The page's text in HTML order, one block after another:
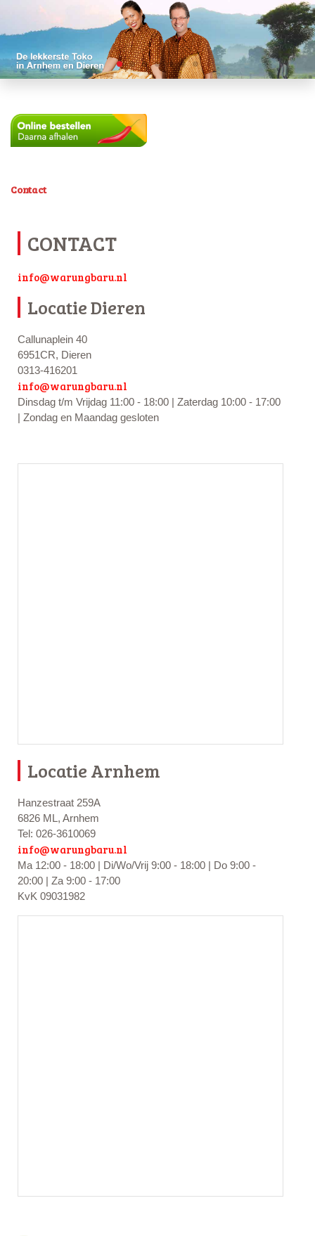
Contact
CONTACT
info@warungbaru.nl
Locatie Dieren
Callunaplein 40
6951CR, Dieren
0313-416201
info@warungbaru.nl
Dinsdag t/m Vrijdag 11:00 - 18:00 | Zaterdag 10:00 - 17:00
| Zondag en Maandag gesloten
Locatie Arnhem
Hanzestraat 259A
6826 ML, Arnhem
Tel: 026-3610069
info@warungbaru.nl
Ma 12:00 - 18:00 | Di/Wo/Vrij 9:00 - 18:00 | Do 9:00 -
20:00 | Za 9:00 - 17:00
KvK 09031982